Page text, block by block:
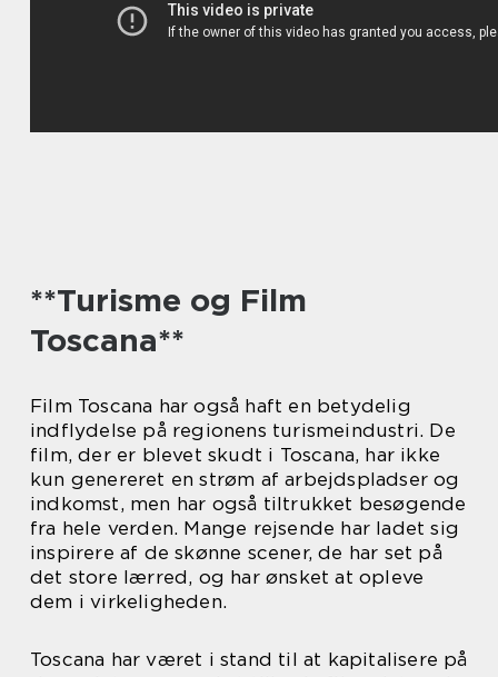
**Turisme og Film
Toscana**
Film Toscana har også haft en betydelig
indflydelse på regionens turismeindustri. De
film, der er blevet skudt i Toscana, har ikke
kun genereret en strøm af arbejdspladser og
indkomst, men har også tiltrukket besøgende
fra hele verden. Mange rejsende har ladet sig
inspirere af de skønne scener, de har set på
det store lærred, og har ønsket at opleve
dem i virkeligheden.
Toscana har været i stand til at kapitalisere på